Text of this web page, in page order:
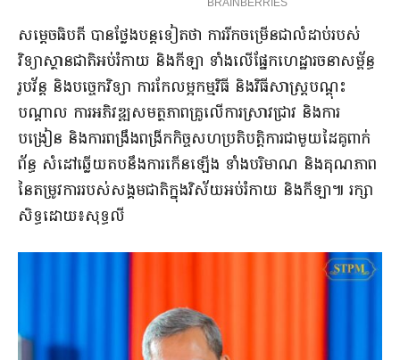
សម្ដេចធិបតី បានថ្លែងបន្តទៀតថា​ ការរីកចម្រើនជាលំដាប់របស់
វិទ្យាស្ថានជាតិអប់រំកាយ និងកីឡា ទាំងលើផ្នែកហេដ្ឋារចនាសម្ព័ន្ធ
រូបវ័ន្ត និងបច្ចេកវិទ្យា ការកែលម្អកម្មវិធី និងវិធីសាស្ត្របណ្តុះ
បណ្តាល ការអភិវឌ្ឍសមត្ថភាពគ្រូលើការស្រាវជ្រាវ និងការ
បង្រៀន និងការពង្រឹងពង្រីកកិច្ចសហប្រតិបត្តិការជាមួយដៃគូពាក់
ព័ន្ធ សំដៅឆ្លើយតបនឹងការកើនឡើង ទាំងបរិមាណ និងគុណភាព
នៃតម្រូវការរបស់សង្គមជាតិក្នុងវិស័យអប់រំកាយ និងកីឡា៕ រក្សា
សិទ្ធដោយ៖សុទ្ធលី